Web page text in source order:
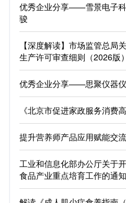
优秀企业分享——雪景电子
骏
【深度解读】市场监管总局
生产许可审查细则（2026版
优秀企业分享——思聚仪器
《北京市促进家政服务消费
提升营养师产品应用赋能交
工业和信息化部办公厅关于
食品产业重点培育工作的通知